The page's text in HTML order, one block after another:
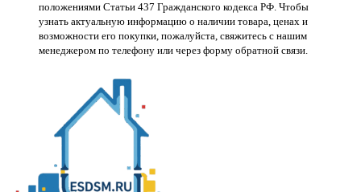
положениями Статьи 437 Гражданского кодекса РФ. Чтобы
узнать актуальную информацию о наличии товара, ценах и
возможности его покупки, пожалуйста, свяжитесь с нашим
менеджером по телефону или через форму обратной связи.